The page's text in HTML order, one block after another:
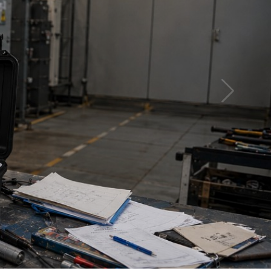
УСТРОЙСТВО И
СЕТИ
ОБОРУДОВАНИЕ